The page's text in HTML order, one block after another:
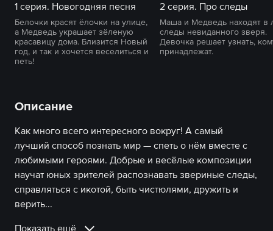
1 серия. Новогодняя песня
Белочки красят ёлочки на улице,
а Медведь украшает зёленую
красавицу дома. Близится Новый
год, и так и хочется веселиться и
петь!
2 серия. Про следы
Маша и Медведь находят в
следы невиданного зверя.
Девочка решает узнать,
принадлежат.
Описание
Как много всего интересного вокруг! А самый
лучший способ познать мир — спеть о нём вместе с
любимыми героями. Добрые и весёлые композиции
научат юных зрителей распознавать звериные следы,
справляться с икотой, быть чистюлями, дружить и
верить...
Показать ещё